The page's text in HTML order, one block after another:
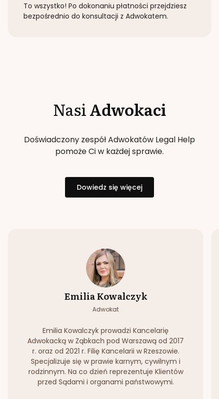
To wszystko! Po dokonaniu płatności przejdziesz
bezpośrednio do konsultacji z Adwokatem.
NasiAdwokaci
Doświadczony zespół Adwokatów Legal Help
pomoże Ci w każdej sprawie.
Dowiedz się więcej
Emilia Kowalczyk
Adwokat
Emilia Kowalczyk prowadzi Kancelarię
Adwokacką w Ząbkach pod Warszawą od 2017
r. oraz od 2021 r. Filię Kancelarii w Rzeszowie.
Specjalizuje się w prawie karnym, cywilnym i
rodzinnym. Na co dzień reprezentuje Klientów
przed Sądami i organami państwowymi.